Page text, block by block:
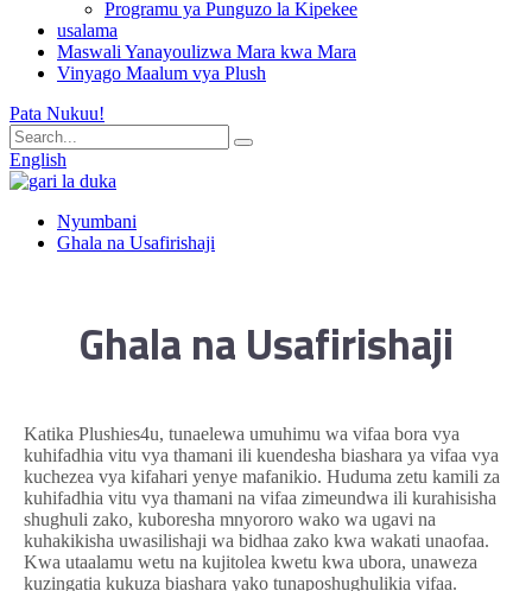
Programu ya Punguzo la Kipekee
usalama
Maswali Yanayoulizwa Mara kwa Mara
Vinyago Maalum vya Plush
Pata Nukuu!
English
Nyumbani
Ghala na Usafirishaji
Ghala na Usafirishaji
Katika Plushies4u, tunaelewa umuhimu wa vifaa bora vya
kuhifadhia vitu vya thamani ili kuendesha biashara ya vifaa vya
kuchezea vya kifahari yenye mafanikio. Huduma zetu kamili za
kuhifadhia vitu vya thamani na vifaa zimeundwa ili kurahisisha
shughuli zako, kuboresha mnyororo wako wa ugavi na
kuhakikisha uwasilishaji wa bidhaa zako kwa wakati unaofaa.
Kwa utaalamu wetu na kujitolea kwetu kwa ubora, unaweza
kuzingatia kukuza biashara yako tunaposhughulikia vifaa.